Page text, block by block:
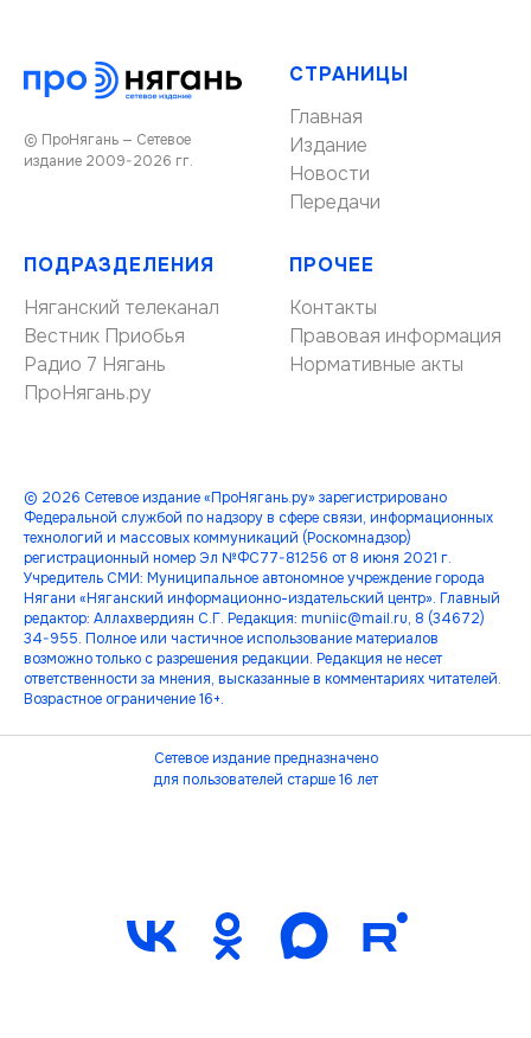
© ПроНягань — Сетевое
издание 2009-2026 гг.
СТРАНИЦЫ
Главная
Издание
Новости
Передачи
ПОДРАЗДЕЛЕНИЯ
Няганский телеканал
Вестник Приобья
Радио 7 Нягань
ПроНягань.ру
ПРОЧЕЕ
Контакты
Правовая информация
Нормативные акты
© 2026 Сетевое издание «ПроНягань.ру» зарегистрировано
Федеральной службой по надзору в сфере связи, информационных
технологий и массовых коммуникаций (Роскомнадзор)
регистрационный номер Эл №ФС77-81256 от 8 июня 2021 г.
Учредитель СМИ: Муниципальное автономное учреждение города
Нягани «Няганский информационно-издательский центр». Главный
редактор: Аллахвердиян С.Г. Редакция: muniic@mail.ru, 8 (34672)
34-955. Полное или частичное использование материалов
возможно только с разрешения редакции. Редакция не несет
ответственности за мнения, высказанные в комментариях читателей.
Возрастное ограничение 16+.
Сетевое издание предназначено
для пользователей старше 16 лет